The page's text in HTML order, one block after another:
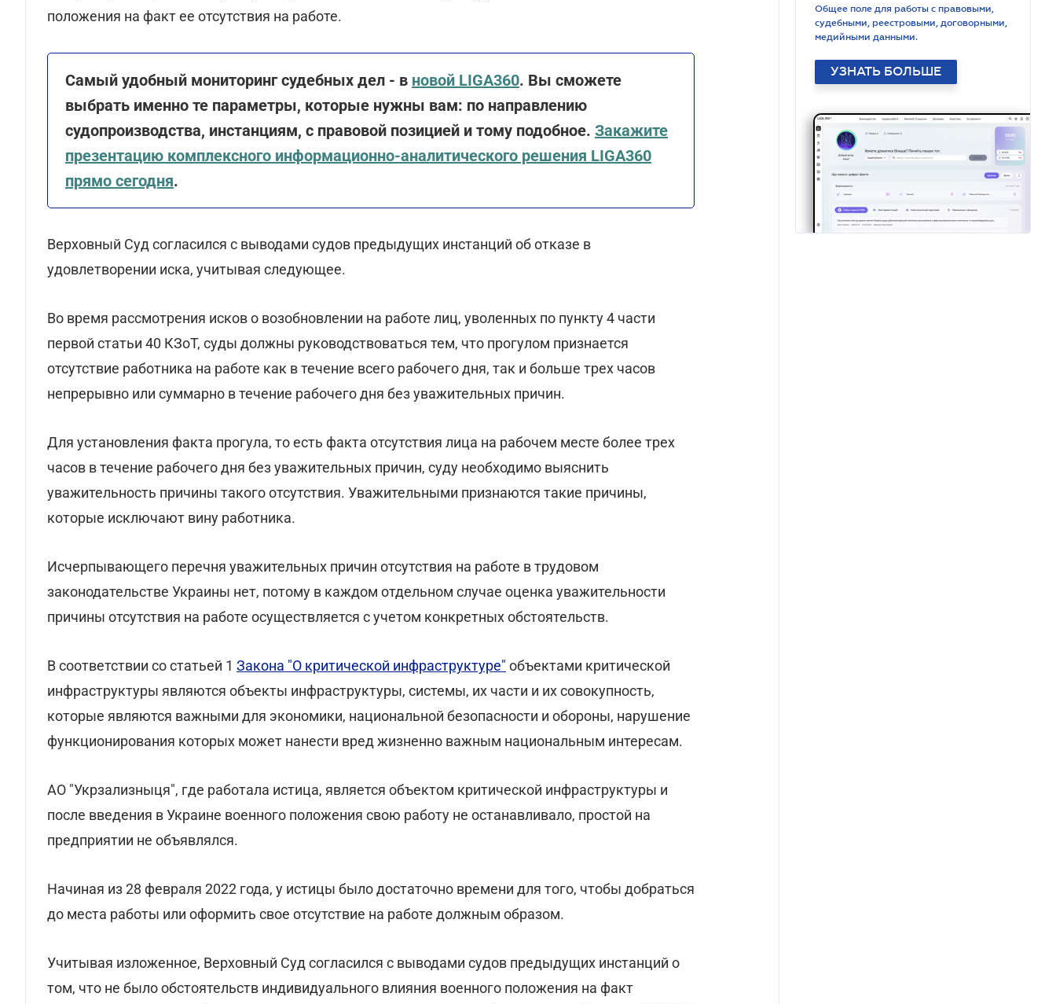
положения на факт ее отсутствия на работе.
Самый удобный мониторинг судебных дел - в новой LIGA360. Вы сможете
выбрать именно те параметры, которые нужны вам: по направлению
судопроизводства, инстанциям, с правовой позицией и тому подобное. Закажите
презентацию комплексного информационно-аналитического решения LIGA360
прямо сегодня.
Верховный Суд согласился с выводами судов предыдущих инстанций об отказе в
удовлетворении иска, учитывая следующее.
Во время рассмотрения исков о возобновлении на работе лиц, уволенных по пункту 4 части
первой статьи 40 КЗоТ, суды должны руководствоваться тем, что прогулом признается
отсутствие работника на работе как в течение всего рабочего дня, так и больше трех часов
непрерывно или суммарно в течение рабочего дня без уважительных причин.
Для установления факта прогула, то есть факта отсутствия лица на рабочем месте более трех
часов в течение рабочего дня без уважительных причин, суду необходимо выяснить
уважительность причины такого отсутствия. Уважительными признаются такие причины,
которые исключают вину работника.
Исчерпывающего перечня уважительных причин отсутствия на работе в трудовом
законодательстве Украины нет, потому в каждом отдельном случае оценка уважительности
причины отсутствия на работе осуществляется с учетом конкретных обстоятельств.
В соответствии со статьей 1 Закона "О критической инфраструктуре" объектами критической
инфраструктуры являются объекты инфраструктуры, системы, их части и их совокупность,
которые являются важными для экономики, национальной безопасности и обороны, нарушение
функционирования которых может нанести вред жизненно важным национальным интересам.
АО "Укрзализныця", где работала истица, является объектом критической инфраструктуры и
после введения в Украине военного положения свою работу не останавливало, простой на
предприятии не объявлялся.
Начиная из 28 февраля 2022 года, у истицы было достаточно времени для того, чтобы добраться
до места работы или оформить свое отсутствие на работе должным образом.
Учитывая изложенное, Верховный Суд согласился с выводами судов предыдущих инстанций о
том, что не было обстоятельств индивидуального влияния военного положения на факт
Общее поле для работы с правовыми,
судебными, реестровыми, договорными,
медийными данными.
УЗНАТЬ БОЛЬШЕ